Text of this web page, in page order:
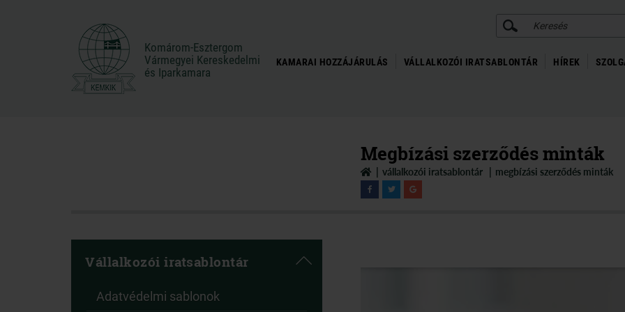
Komárom-Esztergom
Vármegyei Kereskedelmi
és Iparkamara
Komárom-Esztergom
Vármegyei Kereskedelmi
és Iparkamara
KERESÉS
KAMARAI HOZZÁJÁRULÁS VÁLLALKOZÓI IRATSABLONTÁR HÍREK
Megbízási szerződés minták
vállalkozói iratsablontár megbízási szerződés minták
Vállalkozói iratsablontár
Adatvédelmi sablonok